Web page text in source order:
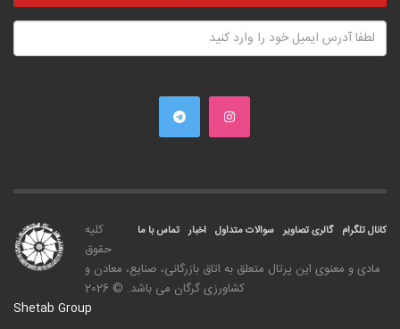
تماس با ما اخبار سوالات متداول گالری تصاویر کانال تلگرام
کليه
حقوق
مادی و معنوی اين پرتال متعلق به اتاق بازرگانی، صنايع، معادن و
کشاورزی گرگان می باشد. © 2026
Shetab Group